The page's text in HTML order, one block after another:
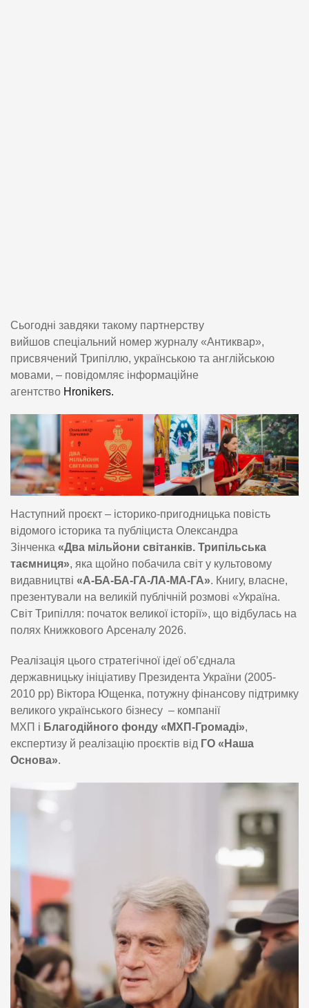
Сьогодні завдяки такому партнерству
вийшов спеціальний номер журналу «Антиквар»,
присвячений Трипіллю, українською та англійською
мовами, – повідомляє інформаційне
агентство Hronikers.
Наступний проєкт – історико-пригодницька повість
відомого історика та публіциста Олександра
Зінченка «Два мільйони світанків. Трипільська
таємниця», яка щойно побачила світ у культовому
видавництві «А-БА-БА-ГА-ЛА-МА-ГА». Книгу, власне,
презентували на великій публічній розмові «Україна.
Світ Трипілля: початок великої історії», що відбулась на
полях Книжкового Арсеналу 2026.
Реалізація цього стратегічної ідеї об’єднала
державницьку ініціативу Президента України (2005-
2010 рр) Віктора Ющенка, потужну фінансову підтримку
великого українського бізнесу – компанії
МХП і Благодійного фонду «МХП-Громаді»,
експертизу й реалізацію проєктів від ГО «Наша
Основа».